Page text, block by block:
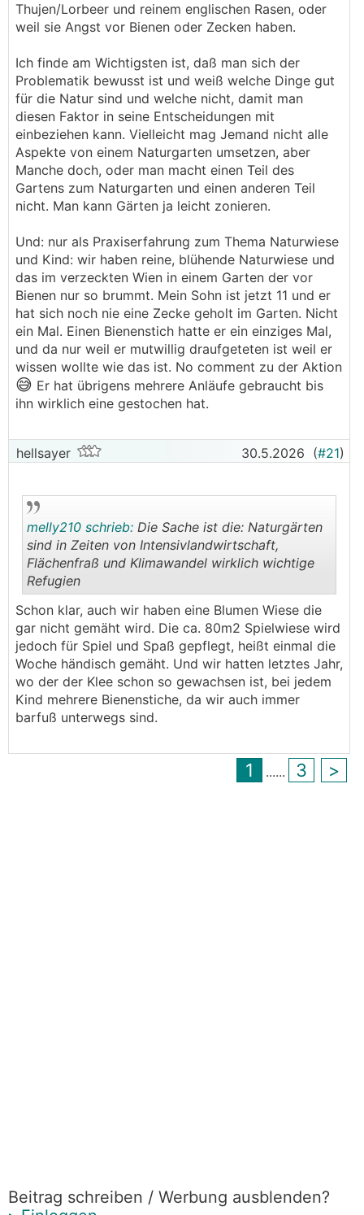
Thujen/Lorbeer und reinem englischen Rasen, oder
weil sie Angst vor Bienen oder Zecken haben.
Ich finde am Wichtigsten ist, daß man sich der
Problematik bewusst ist und weiß welche Dinge gut
für die Natur sind und welche nicht, damit man
diesen Faktor in seine Entscheidungen mit
einbeziehen kann. Vielleicht mag Jemand nicht alle
Aspekte von einem Naturgarten umsetzen, aber
Manche doch, oder man macht einen Teil des
Gartens zum Naturgarten und einen anderen Teil
nicht. Man kann Gärten ja leicht zonieren.
Und: nur als Praxiserfahrung zum Thema Naturwiese
und Kind: wir haben reine, blühende Naturwiese und
das im verzeckten Wien in einem Garten der vor
Bienen nur so brummt. Mein Sohn ist jetzt 11 und er
hat sich noch nie eine Zecke geholt im Garten. Nicht
ein Mal. Einen Bienenstich hatte er ein einziges Mal,
und da nur weil er mutwillig draufgeteten ist weil er
wissen wollte wie das ist. No comment zu der Aktion
😅 Er hat übrigens mehrere Anläufe gebraucht bis
ihn wirklich eine gestochen hat.
hellsayer 30.5.2026 (#21)
..
melly210 schrieb: Die Sache ist die: Naturgärten
sind in Zeiten von Intensivlandwirtschaft,
Flächenfraß und Klimawandel wirklich wichtige
Refugien
Schon klar, auch wir haben eine Blumen Wiese die
gar nicht gemäht wird. Die ca. 80m2 Spielwiese wird
jedoch für Spiel und Spaß gepflegt, heißt einmal die
Woche händisch gemäht. Und wir hatten letztes Jahr,
wo der der Klee schon so gewachsen ist, bei jedem
Kind mehrere Bienenstiche, da wir auch immer
barfuß unterwegs sind.
1 ...... 3 >
Beitrag schreiben / Werbung ausblenden?